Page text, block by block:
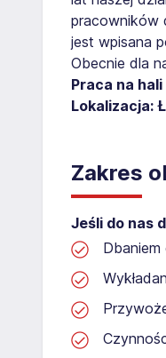
pracowników
jest wpisana
Obecnie dla
Praca na
Lokalizacja:
Zakres
Jeśli do nas